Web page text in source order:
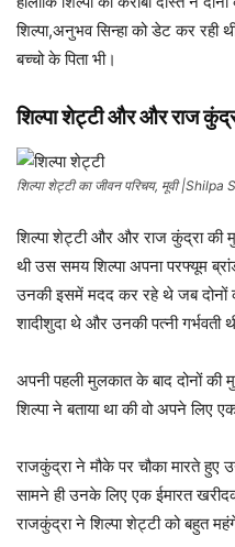
शिल्पा,अनुभव सिन्हा को डेट कर
बच्चो के पिता भी।
शिल्पा शेट्टी औरऔर राज
शिल्पा शेट्टी का जीवन परिचय, मूवी
शिल्पा शेट्टी और और राज कुंद्रा की
थी उस समय शिल्पा अपना परफ्यूम
उनकी इसमें मदद कर रहे थे जब दोनों
शादीशुदा थे और उनकी पत्नी गर्भवती
अपनी पहली मुलकात के बाद दोनों की
शिल्पा ने बताया था की वो अपने लिए
राजकुंद्रा ने मौके पर चौका मारते हुए
सामने ही उनके लिए एक ईमारत
राजकुंद्रा ने शिल्पा शेट्टी को बहुत